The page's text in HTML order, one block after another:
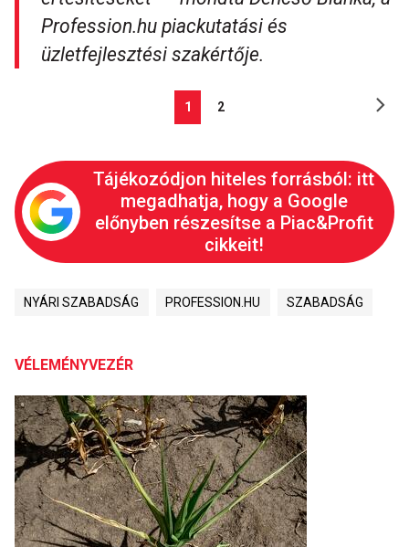
Profession.hu piackutatási és
üzletfejlesztési szakértője.
1 2
Tájékozódjon hiteles forrásból: itt
megadhatja, hogy a Google
előnyben részesítse a Piac&Profit
cikkeit!
NYÁRI SZABADSÁG PROFESSION.HU SZABADSÁG
VÉLEMÉNYVEZÉR